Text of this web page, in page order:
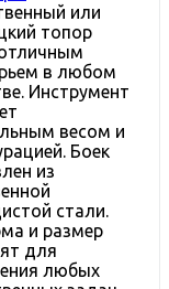
или
топор
в любом
Инструмент
весом и
Боек
из
стали.
и размер
для
любых